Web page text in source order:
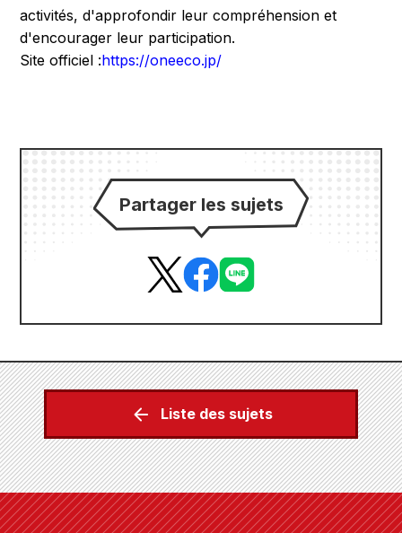
activités, d'approfondir leur compréhension et
d'encourager leur participation.
Site officiel :https://oneeco.jp/
Partager les sujets
Liste des sujets